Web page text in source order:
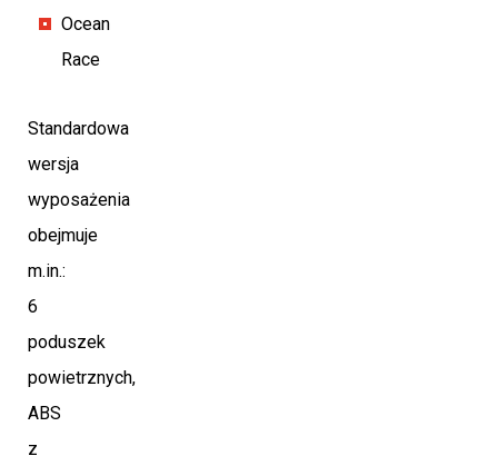
Ocean
Race
Standardowa
wersja
wyposażenia
obejmuje
m.in.:
6
poduszek
powietrznych,
ABS
z